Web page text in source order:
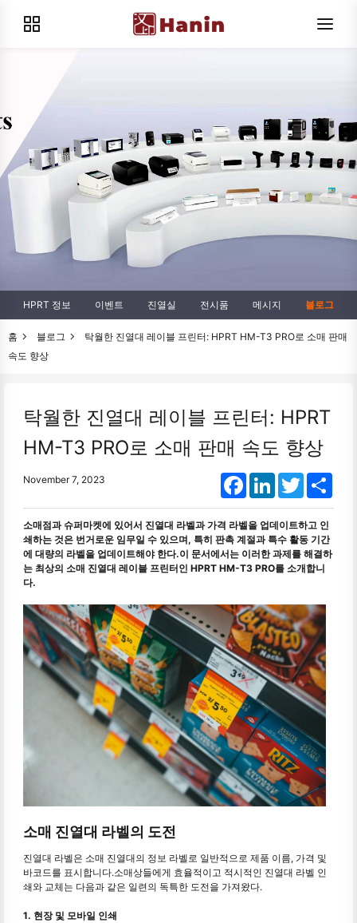
HPRT 정보 이벤트 진열실 전시품 메시지 블로그
홈 블로그
탁월한 진열대 레이블 프린터: HPRT HM-T3 PRO로 소매 판매
속도 향상
탁월한 진열대 레이블 프린터: HPRT
HM-T3 PRO로 소매 판매 속도 향상
November 7, 2023 FacebookLinkedInTwitter
소매점과 슈퍼마켓에 있어서 진열대 라벨과 가격 라벨을 업데이트하고 인
쇄하는 것은 번거로운 임무일 수 있으며, 특히 판촉 계절과 특수 활동 기간
에 대량의 라벨을 업데이트해야 한다.이 문서에서는 이러한 과제를 해결하
는 최상의 소매 진열대 레이블 프린터인 HPRT HM-T3 PRO를 소개합니
다.
소매 진열대 라벨의 도전
진열대 라벨은 소매 진열대의 정보 라벨로 일반적으로 제품 이름, 가격 및
바코드를 표시합니다.소매상들에게 효율적이고 적시적인 진열대 라벨 인
쇄와 교체는 다음과 같은 일련의 독특한 도전을 가져왔다.
1. 현장 및 모바일 인쇄